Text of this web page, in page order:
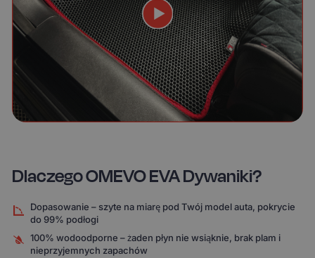
Dlaczego OMEVO EVA Dywaniki?
Dopasowanie – szyte na miarę pod Twój model auta, pokrycie
do 99% podłogi
100% wodoodporne – żaden płyn nie wsiąknie, brak plam i
nieprzyjemnych zapachów